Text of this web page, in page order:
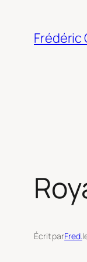
contenu
Frédéric
Écrit parFred.